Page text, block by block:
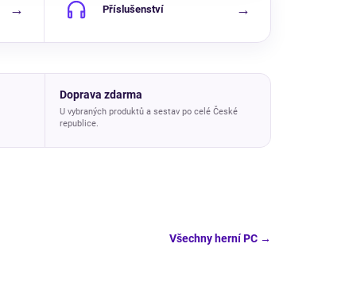
→ Příslušenství →
Doprava zdarma
U vybraných produktů a sestav po celé České
republice.
Všechny herní PC →